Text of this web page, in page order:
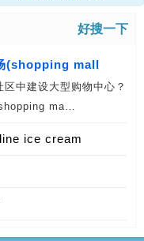
好搜一下
(shopping mall
中建设大型购物中心？
ma…
ice cream